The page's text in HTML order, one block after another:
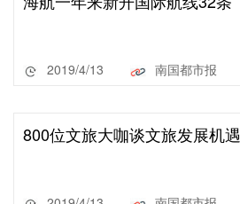
2019/4/13 南国都市报
800位文旅大咖谈文旅发展机遇